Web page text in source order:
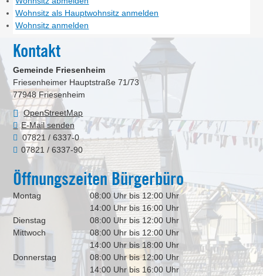
Wohnsitz als Hauptwohnsitz anmelden
Wohnsitz anmelden
Kontakt
Gemeinde Friesenheim
Friesenheimer Hauptstraße 71/73
77948 Friesenheim
OpenStreetMap
E-Mail senden
07821 / 6337-0
07821 / 6337-90
Öffnungszeiten Bürgerbüro
Montag
08:00 Uhr bis 12:00 Uhr
14:00 Uhr bis 16:00 Uhr
Dienstag
08:00 Uhr bis 12:00 Uhr
Mittwoch
08:00 Uhr bis 12:00 Uhr
14:00 Uhr bis 18:00 Uhr
Donnerstag
08:00 Uhr bis 12:00 Uhr
14:00 Uhr bis 16:00 Uhr